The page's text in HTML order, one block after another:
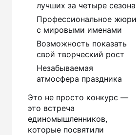
лучших за четыре сезона
Профессиональное жюри
с мировыми именами
Возможность показать
свой творческий рост
Незабываемая
атмосфера праздника
Это не просто конкурс —
это встреча
единомышленников,
которые посвятили